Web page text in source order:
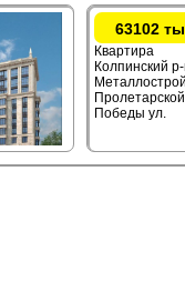
63102
Квартира
Колпинский
Пролетарской
Победы ул.